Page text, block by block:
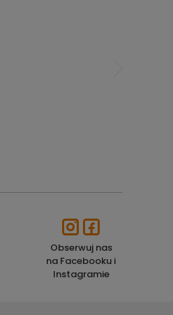
Obserwuj nas
na Facebooku i
Instagramie